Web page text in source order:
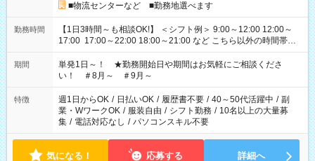
■物流センターなど ■勤務地選べます
勤務時間
【1日3時間～も相談OK!】 ＜シフト例＞ 9:00～12:00 12:00～
17:00 17:00～22:00 18:00～21:00 など こちら以外の時間帯も
お気軽にご相談ください！
期間
単発1日～！ ★勤務開始日や期間はお気軽にご相談くださ
い！ ＃8月～ ＃9月～
特徴 週1日からOK / 日払いOK / 履歴書不要 / 40～50代活躍中 / 副
業・WワークOK / 服装自由 / シフト勤務 / 10名以上の大量募
集 / 電話対応なし / パソコンスキル不要
気になる！ 応募する 詳細へ